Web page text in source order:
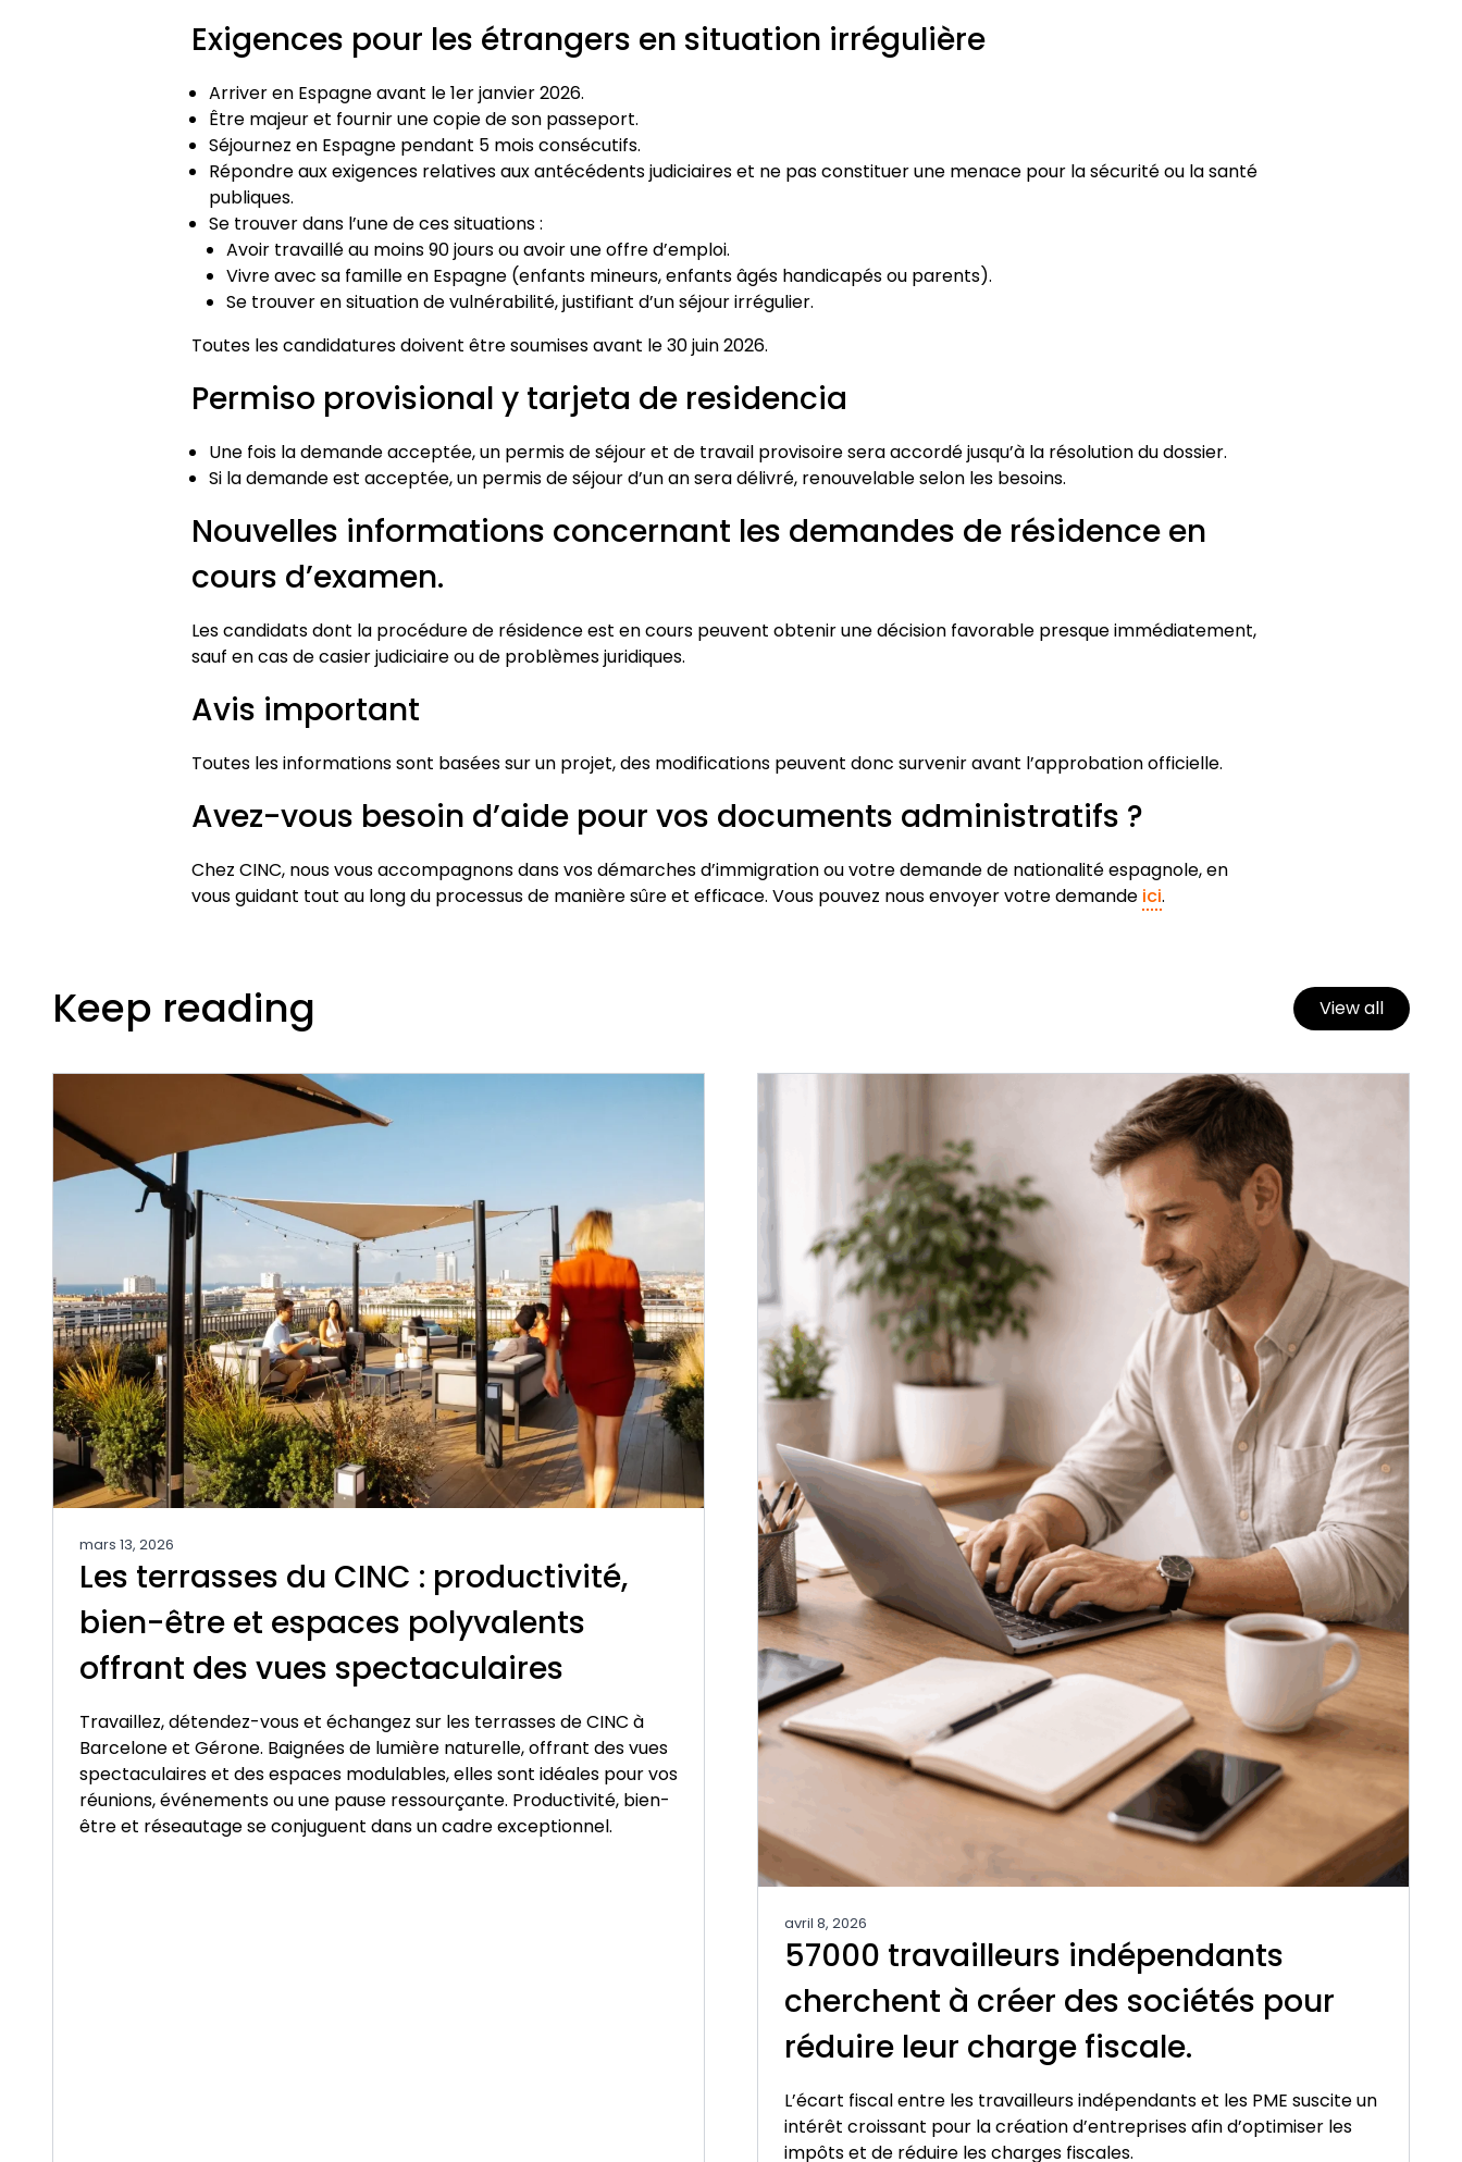
Exigences pour les étrangers en situation irrégulière
Arriver en Espagne avant le 1er janvier 2026.
Être majeur et fournir une copie de son passeport.
Séjournez en Espagne pendant 5 mois consécutifs.
Répondre aux exigences relatives aux antécédents judiciaires et ne pas constituer une menace pour la sécurité ou la santé
publiques.
Se trouver dans l’une de ces situations :
Avoir travaillé au moins 90 jours ou avoir une offre d’emploi.
Vivre avec sa famille en Espagne (enfants mineurs, enfants âgés handicapés ou parents).
Se trouver en situation de vulnérabilité, justifiant d’un séjour irrégulier.
Toutes les candidatures doivent être soumises avant le 30 juin 2026.
Permiso provisional y tarjeta de residencia
Une fois la demande acceptée, un permis de séjour et de travail provisoire sera accordé jusqu’à la résolution du dossier.
Si la demande est acceptée, un permis de séjour d’un an sera délivré, renouvelable selon les besoins.
Nouvelles informations concernant les demandes de résidence en
cours d’examen.
Les candidats dont la procédure de résidence est en cours peuvent obtenir une décision favorable presque immédiatement,
sauf en cas de casier judiciaire ou de problèmes juridiques.
Avis important
Toutes les informations sont basées sur un projet, des modifications peuvent donc survenir avant l’approbation officielle.
Avez-vous besoin d’aide pour vos documents administratifs ?
Chez CINC, nous vous accompagnons dans vos démarches d’immigration ou votre demande de nationalité espagnole, en
vous guidant tout au long du processus de manière sûre et efficace. Vous pouvez nous envoyer votre demande ici.
Keep reading View all
mars 13, 2026
Les terrasses du CINC : productivité,
bien-être et espaces polyvalents
offrant des vues spectaculaires
Travaillez, détendez-vous et échangez sur les terrasses de CINC à
Barcelone et Gérone. Baignées de lumière naturelle, offrant des vues
spectaculaires et des espaces modulables, elles sont idéales pour vos
réunions, événements ou une pause ressourçante. Productivité, bien-
être et réseautage se conjuguent dans un cadre exceptionnel.
avril 8, 2026
57000 travailleurs indépendants
cherchent à créer des sociétés pour
réduire leur charge fiscale.
L’écart fiscal entre les travailleurs indépendants et les PME suscite un
intérêt croissant pour la création d’entreprises afin d’optimiser les
impôts et de réduire les charges fiscales.